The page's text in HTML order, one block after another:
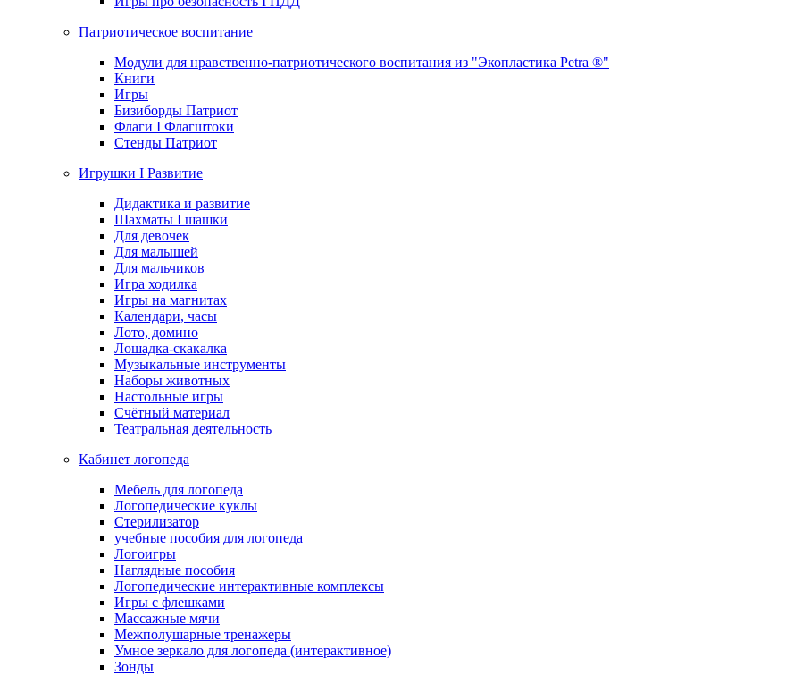
Патриотическое воспитание
Модули для нравственно-патриотического воспитания из "Экопластика Petra ®"
Книги
Игры
Бизиборды Патриот
Флаги I Флагштоки
Стенды Патриот
Игрушки I Развитие
Дидактика и развитие
Шахматы I шашки
Для девочек
Для малышей
Для мальчиков
Игра ходилка
Игры на магнитах
Календари, часы
Лото, домино
Лошадка-скакалка
Музыкальные инструменты
Наборы животных
Настольные игры
Счётный материал
Театральная деятельность
Кабинет логопеда
Мебель для логопеда
Логопедические куклы
Стерилизатор
учебные пособия для логопеда
Логоигры
Наглядные пособия
Логопедические интерактивные комплексы
Игры с флешками
Массажные мячи
Межполушарные тренажеры
Умное зеркало для логопеда (интерактивное)
Зонды